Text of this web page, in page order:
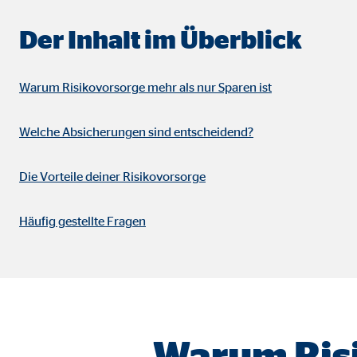
Der Inhalt im Überblick
Warum Risikovorsorge mehr als nur Sparen ist
Welche Absicherungen sind entscheidend?
Die Vorteile deiner Risikovorsorge
Häufig gestellte Fragen
Anbieter:
Cookie Laufzeit:
Marketing Cookies werden eingesetzt, um
Zweck: